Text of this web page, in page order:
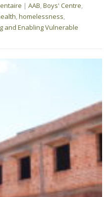
| AAB Boys' Centre
homelessness
and Enabling Vulnerable